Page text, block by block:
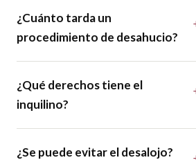
¿Cuánto tarda un
procedimiento de desahucio?
¿Qué derechos tiene el
inquilino?
¿Se puede evitar el desalojo?